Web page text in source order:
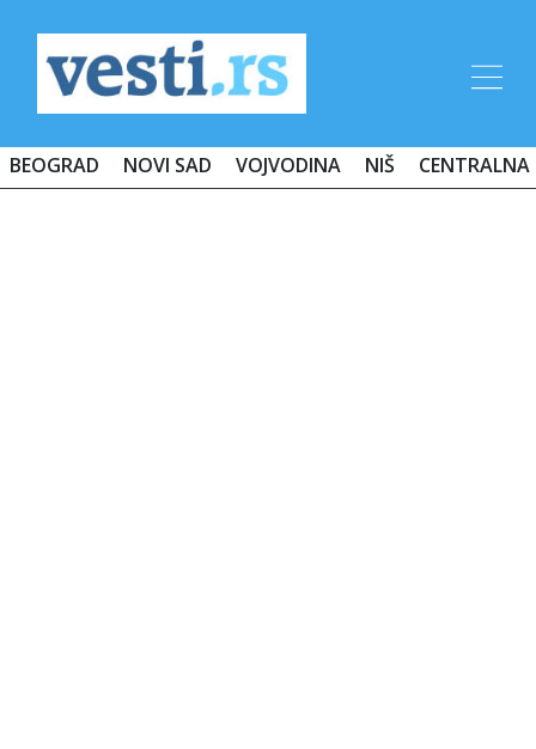
BEOGRAD NOVI SAD VOJVODINA NIŠ CENTRALNA